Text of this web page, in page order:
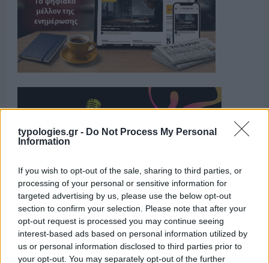
typologies.gr - Do Not Process My Personal
Information
If you wish to opt-out of the sale, sharing to third parties, or
processing of your personal or sensitive information for
targeted advertising by us, please use the below opt-out
section to confirm your selection. Please note that after your
opt-out request is processed you may continue seeing
interest-based ads based on personal information utilized by
us or personal information disclosed to third parties prior to
your opt-out. You may separately opt-out of the further
Η ΣΤΗΛΗ ΜΑΣ